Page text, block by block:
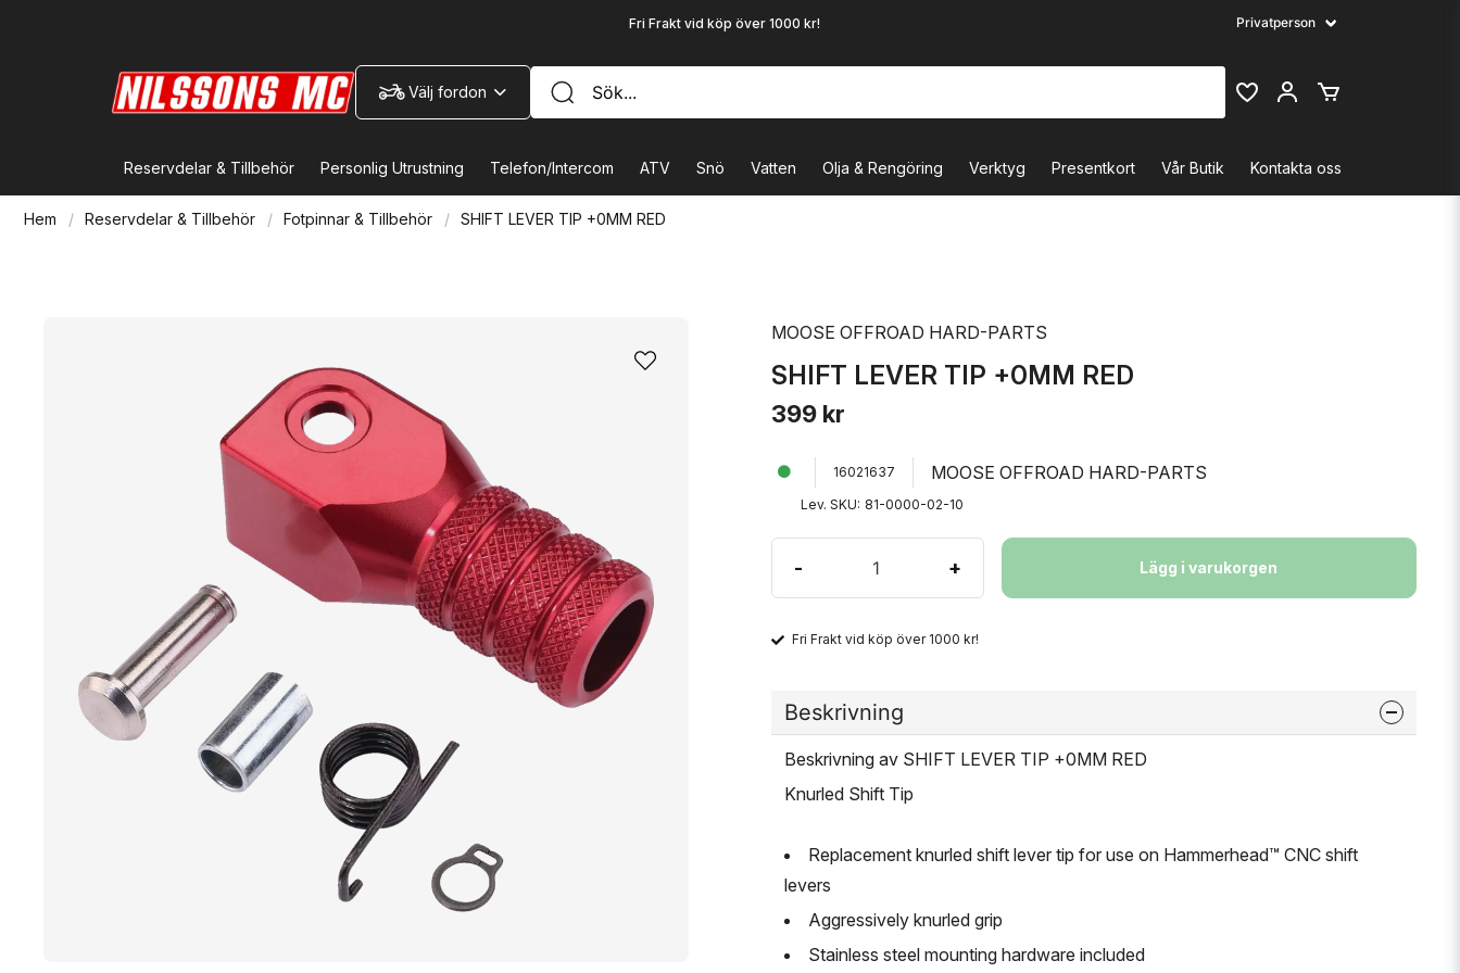
Fri Frakt vid köp över 1000 kr!
Välj fordon
Reservdelar & Tillbehör Personlig Utrustning Telefon/Intercom ATV Snö Vatten Olja & Rengöring Verktyg Presentkort Vår Butik Kontakta oss
Hem Reservdelar & Tillbehör Fotpinnar & Tillbehör SHIFT LEVER TIP +0MM RED
MOOSE OFFROAD HARD-PARTS
SHIFT LEVER TIP +0MM RED
399 kr
16021637 MOOSE OFFROAD HARD-PARTS
Lev. SKU: 81-0000-02-10
- + Lägg i varukorgen
Fri Frakt vid köp över 1000 kr!
Beskrivning
Beskrivning av SHIFT LEVER TIP +0MM RED
Knurled Shift Tip
Replacement knurled shift lever tip for use on Hammerhead™ CNC shift
levers
Aggressively knurled grip
Stainless steel mounting hardware included